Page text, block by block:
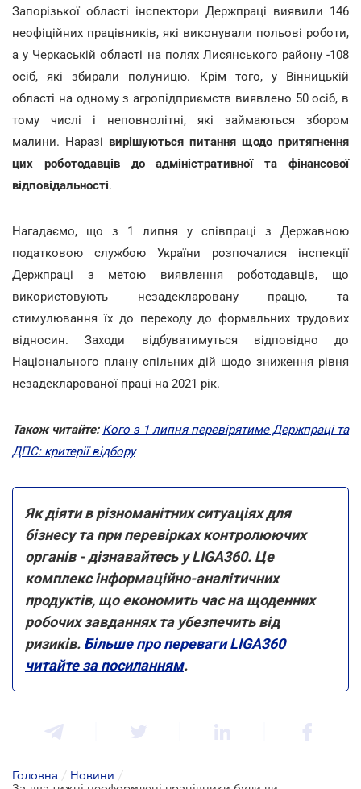
Запорізької області інспектори Держпраці виявили 146
неофіційних працівників, які виконували польові роботи,
а у Черкаській області на полях Лисянського району -108
осіб, які збирали полуницю. Крім того, у Вінницькій
області на одному з агропідприємств виявлено 50 осіб, в
тому числі і неповнолітні, які займаються збором
малини. Наразі вирішуються питання щодо притягнення
цих роботодавців до адміністративної та фінансової
відповідальності.
Нагадаємо, що з 1 липня у співпраці з Державною
податковою службою України розпочалися інспекції
Держпраці з метою виявлення роботодавців, що
використовують незадекларовану працю, та
стимулювання їх до переходу до формальних трудових
відносин. Заходи відбуватимуться відповідно до
Національного плану спільних дій щодо зниження рівня
незадекларованої праці на 2021 рік.
Також читайте: Кого з 1 липня перевірятиме Держпраці та
ДПС: критерії відбору
Як діяти в різноманітних ситуаціях для
бізнесу та при перевірках контролюючих
органів - дізнавайтесь у LIGA360. Це
комплекс інформаційно-аналітичних
продуктів, що економить час на щоденних
робочих завданнях та убезпечить від
ризиків. Більше про переваги LIGA360
читайте за посиланням.
Головна / Новини /